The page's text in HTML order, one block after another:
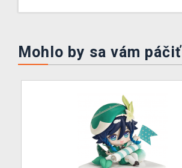
Mohlo by sa vám páčiť